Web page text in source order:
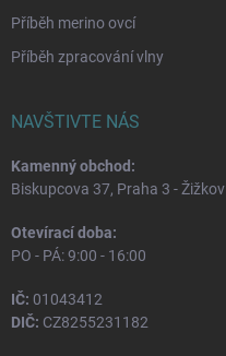
Příběh merino ovcí
Příběh zpracování vlny
NAVŠTIVTE NÁS
Kamenný obchod:
Biskupcova 37, Praha 3 - Žižkov
Otevírací doba:
PO - PÁ: 9:00 - 16:00
IČ: 01043412
DIČ: CZ8255231182